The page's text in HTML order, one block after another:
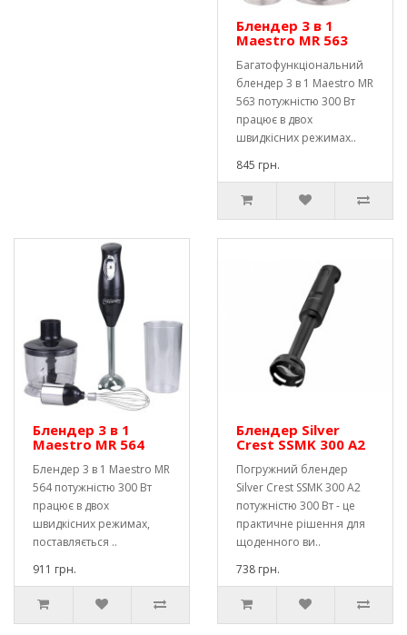
Блендер 3 в 1
Maestro MR 563
Багатофункціональний
блендер 3 в 1 Maestro MR
563 потужністю 300 Вт
працює в двох
швидкісних режимах..
845 грн.
Блендер 3 в 1
Maestro MR 564
Блендер 3 в 1 Maestro MR
564 потужністю 300 Вт
працює в двох
швидкісних режимах,
поставляється ..
911 грн.
Блендер Silver
Crest SSMK 300 A2
Погружний блендер
Silver Crest SSMK 300 A2
потужністю 300 Вт - це
практичне рішення для
щоденного ви..
738 грн.